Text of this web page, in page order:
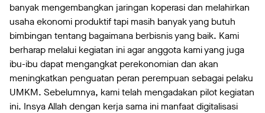
banyak mengembangkan jaringan koperasi dan melahirkan
usaha ekonomi produktif tapi masih banyak yang butuh
bimbingan tentang bagaimana berbisnis yang baik. Kami
berharap melalui kegiatan ini agar anggota kami yang juga
ibu-ibu dapat mengangkat perekonomian dan akan
meningkatkan penguatan peran perempuan sebagai pelaku
UMKM. Sebelumnya, kami telah mengadakan pilot kegiatan
ini. Insya Allah dengan kerja sama ini manfaat digitalisasi